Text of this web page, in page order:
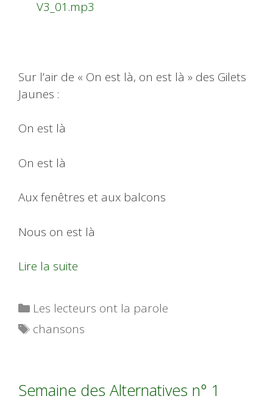
V3_01.mp3
Sur l’air de « On est là, on est là » des Gilets
Jaunes :
On est là
On est là
Aux fenêtres et aux balcons
Nous on est là
Lire la suite
Catégories
Les lecteurs ont la parole
Étiquettes
chansons
Semaine des Alternatives n° 1